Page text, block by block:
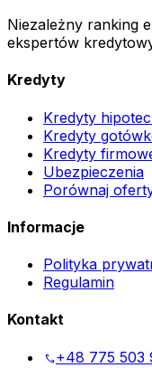
Niezależny ranking
ekspertów
Kredyty
Kredyty
Kredyty
Kredyty
Ubezpieczenia
Porównaj
Informacje
Polityka
Regulamin
Kontakt
phone+48 775 503